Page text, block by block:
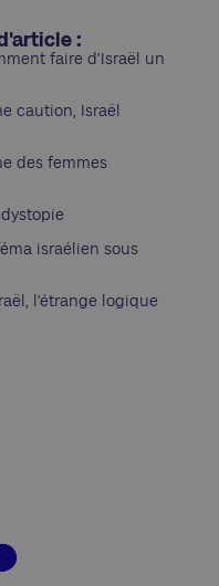
:
faire d’Israël un
caution, Israël
des femmes
israélien sous
l’étrange logique